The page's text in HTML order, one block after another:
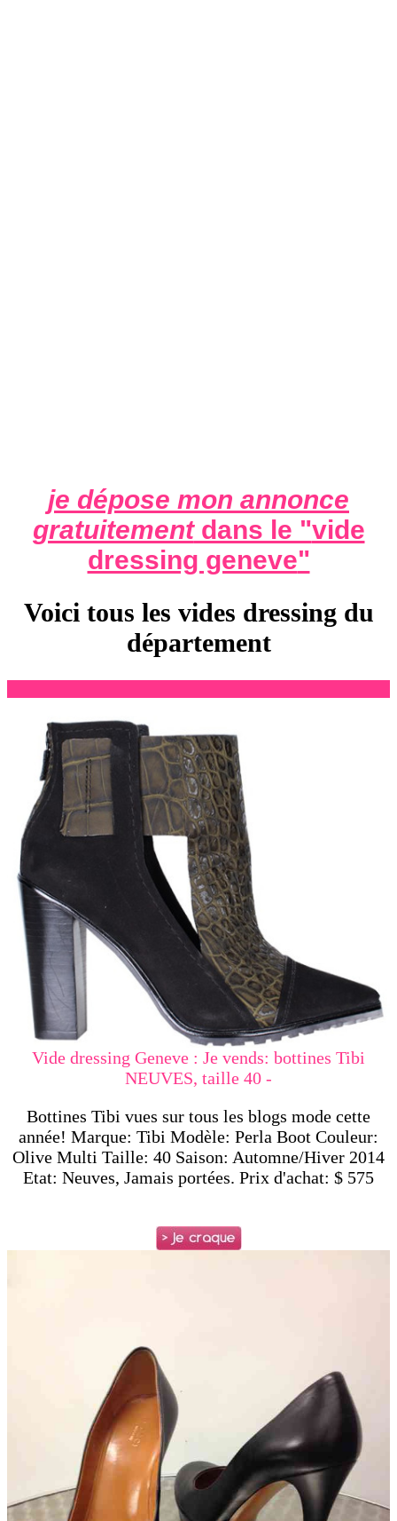
je dépose mon annonce
gratuitementdans le "vide
dressing geneve"
Voici tous les vides dressing du
département
Vide dressing Geneve : Je vends: bottines Tibi
NEUVES, taille 40 -
Bottines Tibi vues sur tous les blogs mode cette
année! Marque: Tibi Modèle: Perla Boot Couleur:
Olive Multi Taille: 40 Saison: Automne/Hiver 2014
Etat: Neuves, Jamais portées. Prix d'achat: $ 575